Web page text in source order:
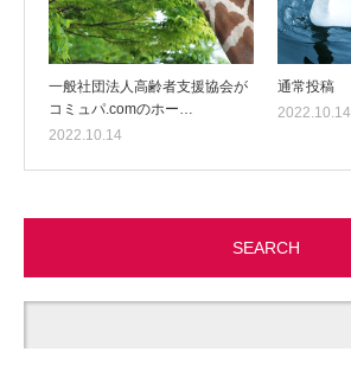
一般社団法人高齢者支援協会が
コミュパ.comのホー…
2022.10.14
通常投稿
2022.10.14
SEARCH